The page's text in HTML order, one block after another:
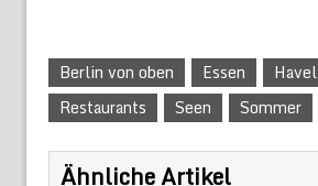
Berlin von oben Essen
Havel
Restaurants
Seen Sommer
Ähnliche Artikel